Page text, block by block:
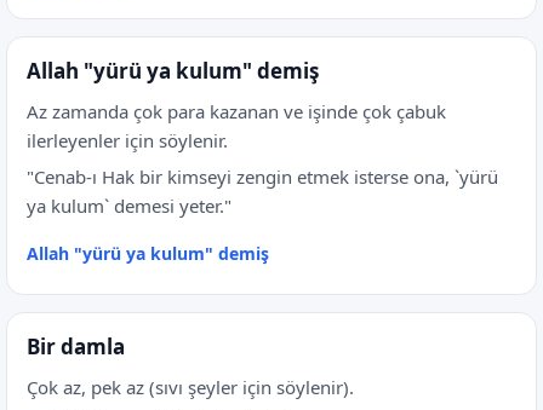
Allah "yürü ya kulum" demiş
Az zamanda çok para kazanan ve işinde çok çabuk
ilerleyenler için söylenir.
"Cenab-ı Hak bir kimseyi zengin etmek isterse ona, `yürü
ya kulum` demesi yeter."
Allah "yürü ya kulum" demiş
Bir damla
Çok az, pek az (sıvı şeyler için söylenir).